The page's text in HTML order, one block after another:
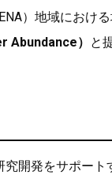
）地域におけ
Abundance） と
開発をサポー